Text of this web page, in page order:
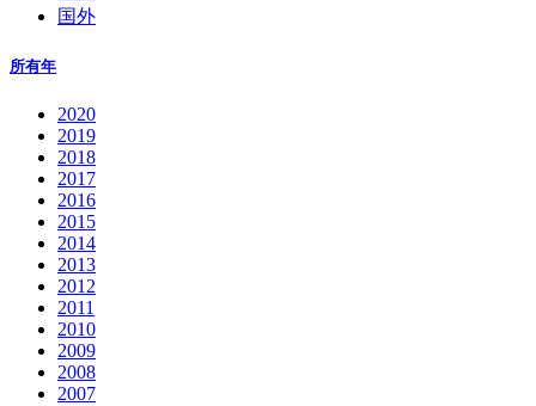
国外
所有年
2020
2019
2018
2017
2016
2015
2014
2013
2012
2011
2010
2009
2008
2007